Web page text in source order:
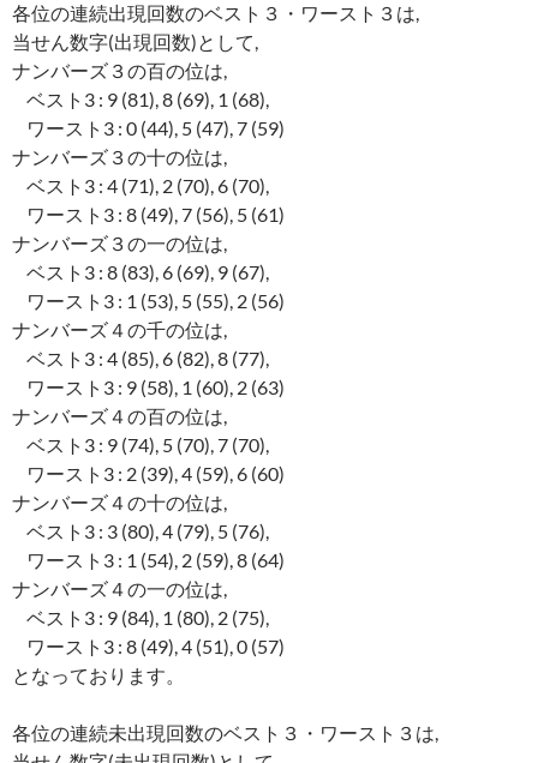
各位の連続出現回数のベスト３・ワースト３は,
当せん数字(出現回数)として,
ナンバーズ３の百の位は,
ベスト3 : 9 (81), 8 (69), 1 (68),
ワースト3 : 0 (44), 5 (47), 7 (59)
ナンバーズ３の十の位は,
ベスト3 : 4 (71), 2 (70), 6 (70),
ワースト3 : 8 (49), 7 (56), 5 (61)
ナンバーズ３の一の位は,
ベスト3 : 8 (83), 6 (69), 9 (67),
ワースト3 : 1 (53), 5 (55), 2 (56)
ナンバーズ４の千の位は,
ベスト3 : 4 (85), 6 (82), 8 (77),
ワースト3 : 9 (58), 1 (60), 2 (63)
ナンバーズ４の百の位は,
ベスト3 : 9 (74), 5 (70), 7 (70),
ワースト3 : 2 (39), 4 (59), 6 (60)
ナンバーズ４の十の位は,
ベスト3 : 3 (80), 4 (79), 5 (76),
ワースト3 : 1 (54), 2 (59), 8 (64)
ナンバーズ４の一の位は,
ベスト3 : 9 (84), 1 (80), 2 (75),
ワースト3 : 8 (49), 4 (51), 0 (57)
となっております。
各位の連続未出現回数のベスト３・ワースト３は,